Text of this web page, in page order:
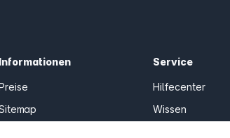
Informationen Service
Hilfecenter
Wissen